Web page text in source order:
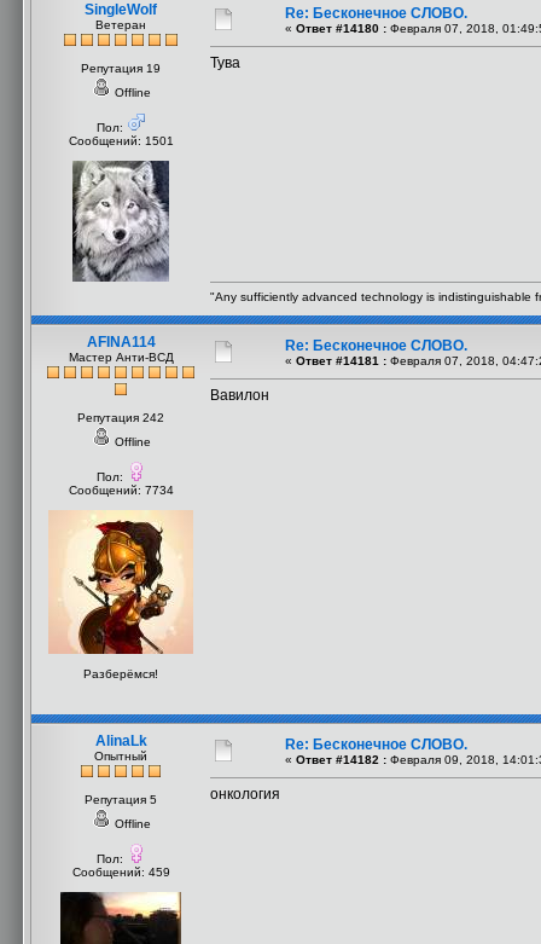
SingleWolf
Ветеран
Репутация 19
Offline
Пол:
Сообщений: 1501
Re: Бесконечное СЛОВО.
« Ответ #14180 : Февраля 07, 2018,
Тува
"Any sufficiently advanced technology is indistinguishable
AFINA114
Мастер Анти-ВСД
Репутация 242
Offline
Пол:
Сообщений: 7734
Разберёмся!
Re: Бесконечное СЛОВО.
« Ответ #14181 : Февраля 07, 2018,
Вавилон
AlinaLk
Опытный
Репутация 5
Offline
Пол:
Сообщений: 459
Re: Бесконечное СЛОВО.
« Ответ #14182 : Февраля 09, 2018,
онкология